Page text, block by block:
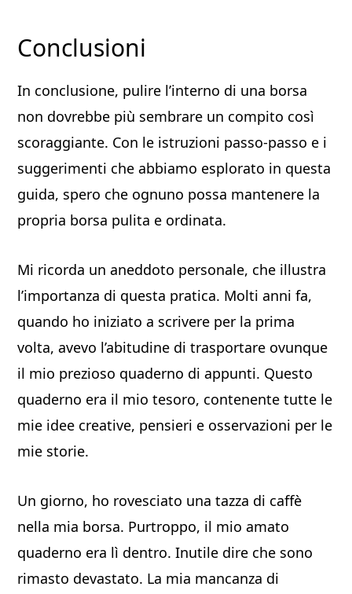
Conclusioni
In conclusione, pulire l’interno di una borsa
non dovrebbe più sembrare un compito così
scoraggiante. Con le istruzioni passo-passo e i
suggerimenti che abbiamo esplorato in questa
guida, spero che ognuno possa mantenere la
propria borsa pulita e ordinata.
Mi ricorda un aneddoto personale, che illustra
l’importanza di questa pratica. Molti anni fa,
quando ho iniziato a scrivere per la prima
volta, avevo l’abitudine di trasportare ovunque
il mio prezioso quaderno di appunti. Questo
quaderno era il mio tesoro, contenente tutte le
mie idee creative, pensieri e osservazioni per le
mie storie.
Un giorno, ho rovesciato una tazza di caffè
nella mia borsa. Purtroppo, il mio amato
quaderno era lì dentro. Inutile dire che sono
rimasto devastato. La mia mancanza di